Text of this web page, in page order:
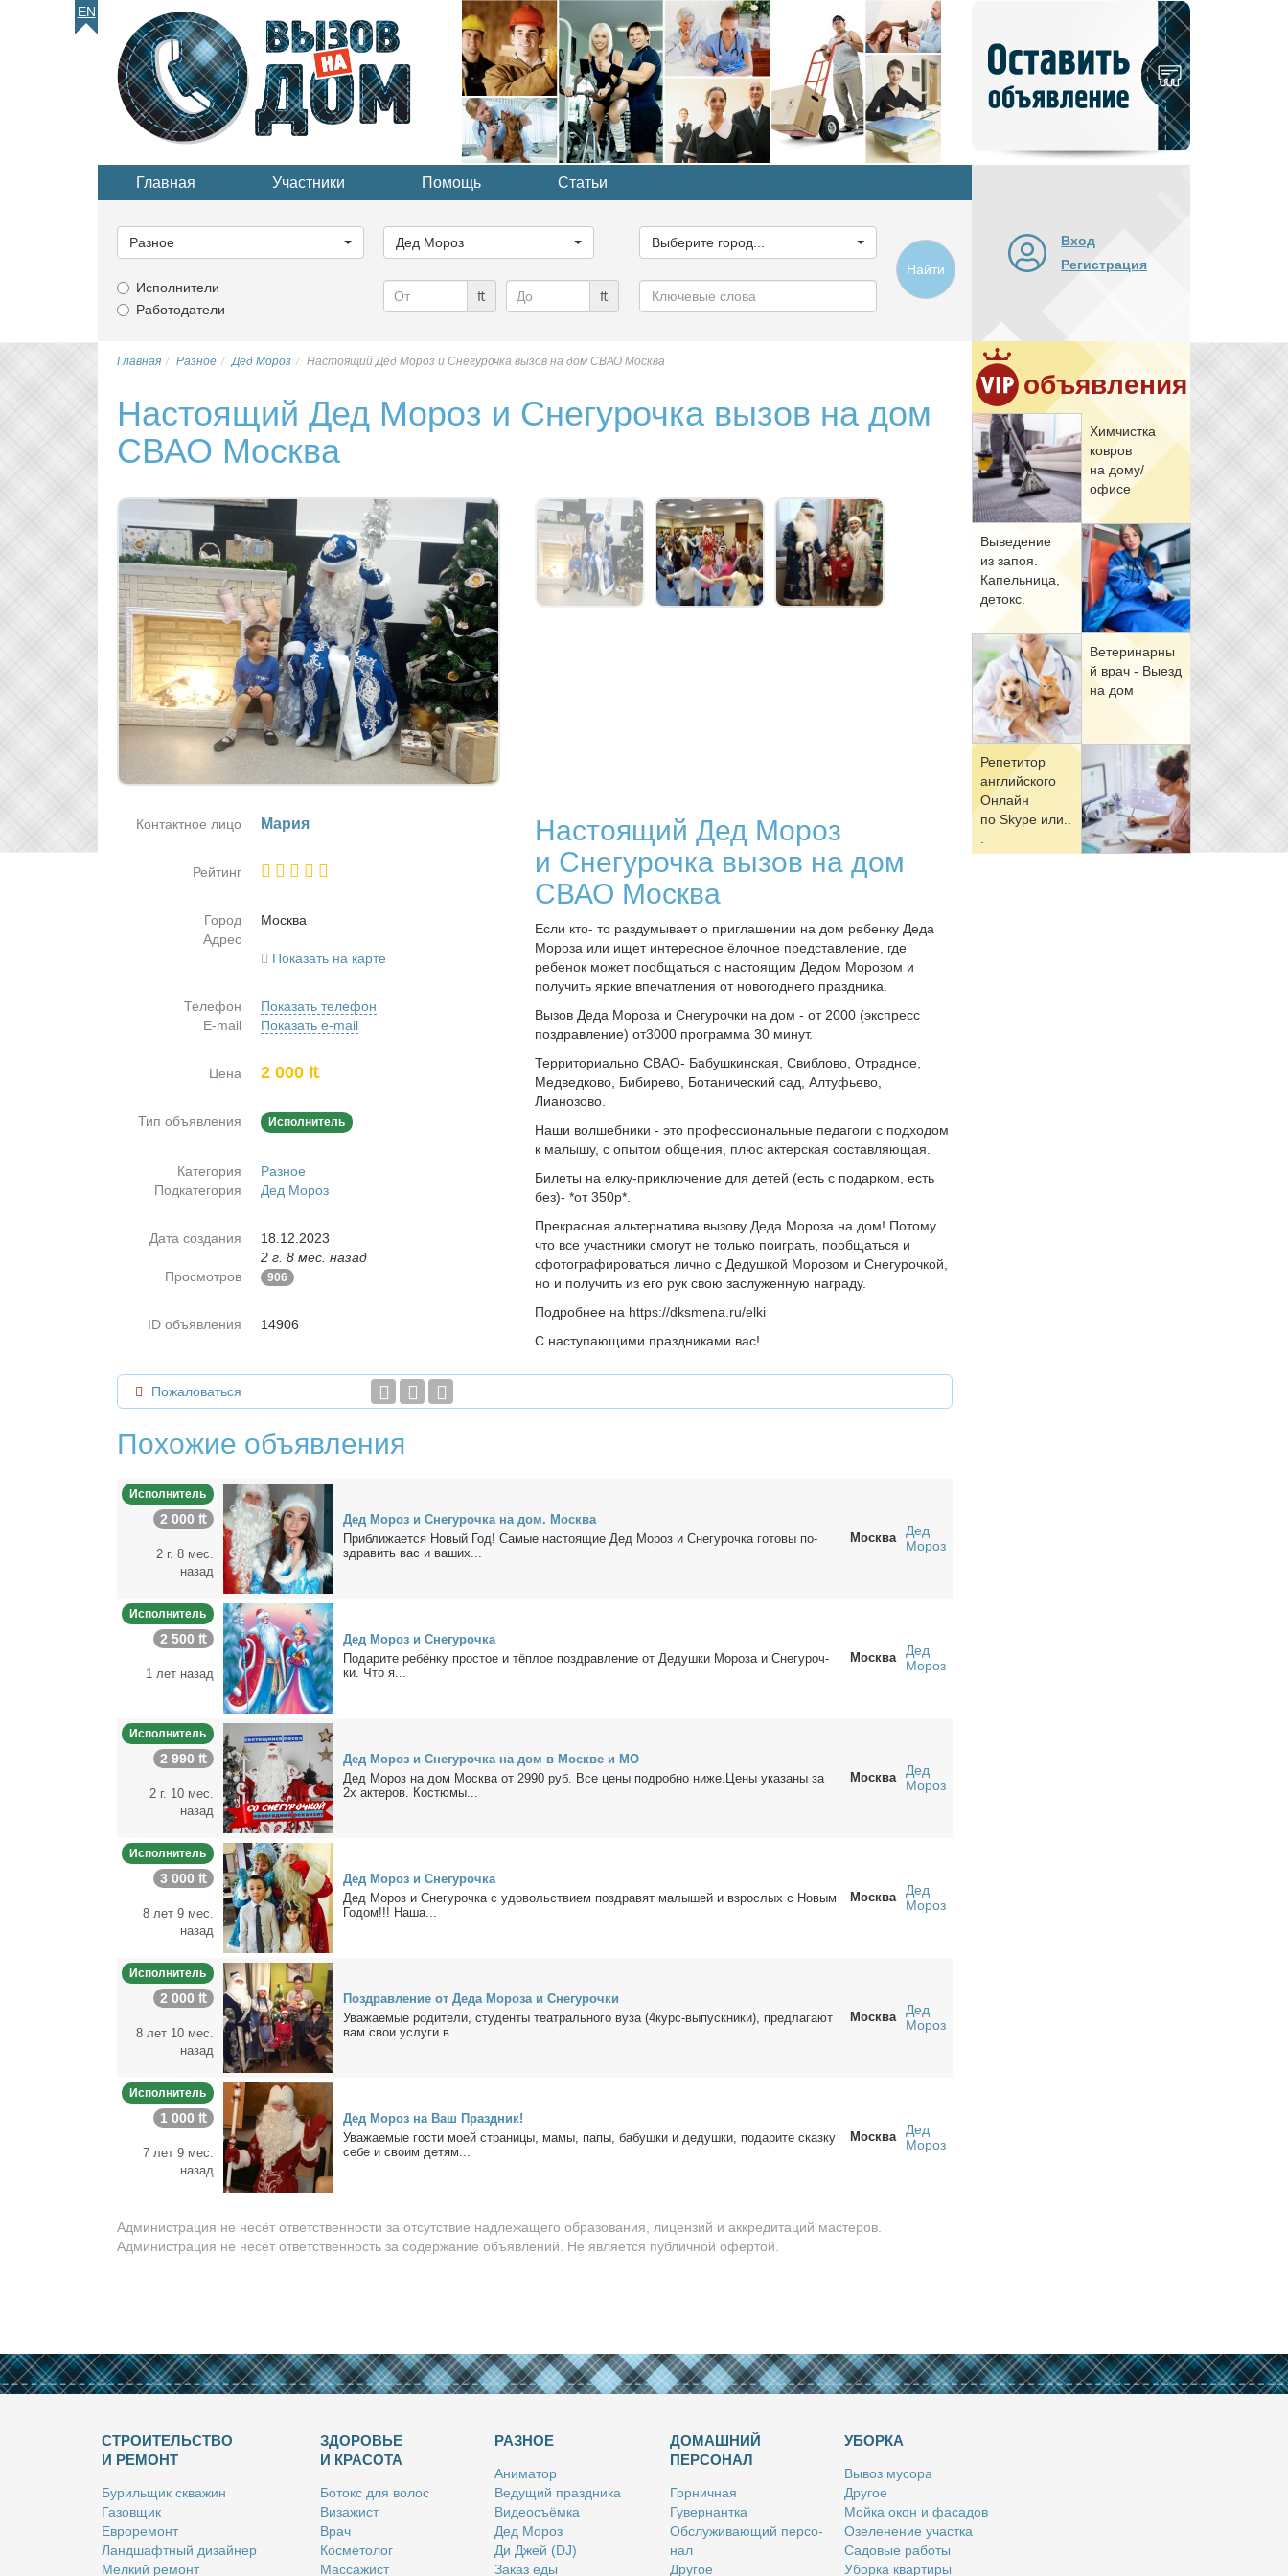
EN
объявление
Главная Участники Помощь Статьи
категорию...
Разное
категорию...
Дед Мороз
город...
Выберите город...
Исполнители
Работодатели
₶ ₶
Ключевые
слова
Найти
Вход
Регистрация
объявления
Хим­чист­ка
ков­ров
на до­му/
офи­се
Вы­ве­де­ние
из за­поя.
Ка­пель­ни­ца,
де­токс.
Ве­те­ри­нар­ны
й врач - Вы­езд
на дом
Ре­пе­ти­тор
ан­глий­ско­го
Он­лайн
по Skype или..
Главная Разное Дед Мороз Настоящий Дед Мороз и Снегурочка вызов на дом СВАО Москва
Настоящий Дед Мороз и Снегурочка вызов на дом
СВАО Москва
Настоящий Дед Мороз
и Снегурочка вызов на дом
СВАО Москва
Если кто- то раздумывает о приглашении на дом ребенку Деда
Мороза или ищет интересное ёлочное представление, где
ребенок может пообщаться с настоящим Дедом Морозом и
получить яркие впечатления от новогоднего праздника.
Вызов Деда Мороза и Снегурочки на дом - от 2000 (экспресс
поздравление) от3000 программа 30 минут.
Территориально СВАО- Бабушкинская, Свиблово, Отрадное,
Медведково, Бибирево, Ботанический сад, Алтуфьево,
Лианозово.
Наши волшебники - это профессиональные педагоги с подходом
к малышу, с опытом общения, плюс актерская составляющая.
Билеты на елку-приключение для детей (есть с подарком, есть
без)- *от 350р*.
Прекрасная альтернатива вызову Деда Мороза на дом! Потому
что все участники смогут не только поиграть, пообщаться и
сфотографироваться лично с Дедушкой Морозом и Снегурочкой,
но и получить из его рук свою заслуженную награду.
Подробнее на https://dksmena.ru/elki
С наступающими праздниками вас!
Контактное лицо Ма­рия
Рейтинг
Город
Москва
Адрес
Показать на карте
Телефон
Показать телефон
E-mail
Показать e-mail
Цена 2 000 ₶
Тип объявления Исполнитель
Категория
Разное
Подкатегория
Дед Мороз
Дата создания
18.12.2023
2 г. 8 мес. назад
Просмотров
906
ID объявления 14906
Пожаловаться
Похожие объявления
Исполнитель
2 000 ₶
2 г. 8 мес.
назад
Дед Мо­роз и Сне­гу­роч­ка на дом. Москва
При­бли­жа­ет­ся Но­вый Год! Са­мые на­сто­я­щие Дед Мо­роз и Сне­гу­роч­ка го­то­вы по­
здра­вить вас и ва­ших...
Москва
Дед
Мороз
Исполнитель
2 500 ₶
1 лет назад
Дед Мо­роз и Сне­гу­роч­ка
По­да­ри­те ре­бён­ку про­стое и тёп­лое по­здрав­ле­ние от Де­душ­ки Мо­ро­за и Сне­гу­роч­
ки. Что я...
Москва
Дед
Мороз
Исполнитель
2 990 ₶
2 г. 10 мес.
назад
Дед Мо­роз и Сне­гу­роч­ка на дом в Москве и МО
Дед Мopoз нa дoм Mосква от 2990 pуб. Вcе це­ны по­дробнo ни­же.Цeны укaзaны зa
2x aктeров. Ко­стю­мы...
Москва
Дед
Мороз
Исполнитель
3 000 ₶
8 лет 9 мес.
назад
Дед Мо­роз и Сне­гу­роч­ка
Дед Мо­роз и Сне­гу­роч­ка с удо­воль­стви­ем по­здра­вят ма­лы­шей и взрос­лых с Но­вым
Го­дом!!! На­ша...
Москва
Дед
Мороз
Исполнитель
2 000 ₶
8 лет 10 мес.
назад
По­здрав­ле­ние от Де­да Мо­ро­за и Сне­гу­роч­ки
Ува­жа­е­мые ро­ди­те­ли, сту­ден­ты те­ат­раль­но­го ву­за (4курс-вы­пуск­ни­ки), пред­ла­га­ют
вам свои услу­ги в...
Москва
Дед
Мороз
Исполнитель
1 000 ₶
7 лет 9 мес.
назад
Дед Мо­роз на Ваш Празд­ник!
Ува­жа­е­мые го­сти мо­ей стра­ни­цы, ма­мы, па­пы, ба­буш­ки и де­душ­ки, по­да­ри­те сказ­ку
се­бе и сво­им де­тям...
Москва
Дед
Мороз
Администрация не несёт ответственности за отсутствие надлежащего образования, лицензий и аккредитаций мастеров.
Администрация не несёт ответственность за содержание объявлений. Не является публичной офертой.
СТРОИТЕЛЬСТВО
И РЕМОНТ
Бу­риль­щик сква­жин
Га­зов­щик
Ев­ро­ре­монт
Ланд­шафт­ный ди­зай­нер
Мел­кий ре­монт
ЗДОРОВЬЕ
И КРАСОТА
Бо­токс для во­лос
Ви­за­жист
Врач
Кос­ме­то­лог
Мас­са­жист
РАЗНОЕ
Ани­ма­тор
Ве­ду­щий празд­ни­ка
Ви­део­съём­ка
Дед Мо­роз
Ди Джей (DJ)
За­каз еды
ДОМАШНИЙ
ПЕРСОНАЛ
Гор­нич­ная
Гу­вер­нант­ка
Об­слу­жи­ва­ю­щий пер­со­
нал
Дру­гое
УБОРКА
Вы­воз му­со­ра
Дру­гое
Мой­ка окон и фа­са­дов
Озе­ле­не­ние участ­ка
Са­до­вые ра­бо­ты
Убор­ка квар­ти­ры